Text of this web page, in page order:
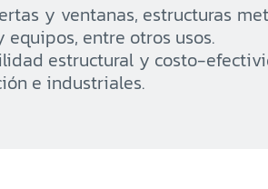
y ventanas, estructuras
entre otros usos.
estructural y costo-
e industriales.